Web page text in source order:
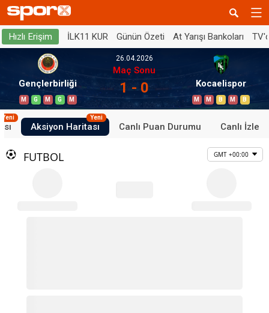
Hızlı Erişim İLK11 KUR Günün Özeti At Yarışı Bankoları
Gençlerbirliği
M G M G M
26.04.2026
Maç Sonu
1 - 0 Kocaelispor
M M B M B
Yeni
Aksiyon Haritası
Yeni
Canlı Puan Durumu Canlı İzle
FUTBOL GMT +00:00